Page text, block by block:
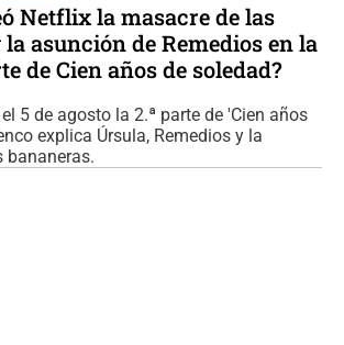
Netflix la masacre de las
asunción de Remedios en la
de Cien años de soledad?
5 de agosto la 2.ª parte de 'Cien años
explica Úrsula, Remedios y la
bananeras.